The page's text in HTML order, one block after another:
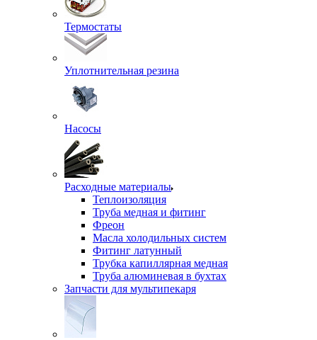
Термостаты
Уплотнительная резина
Насосы
Расходные материалы
Теплоизоляция
Труба медная и фитинг
Фреон
Масла холодильных систем
Фитинг латунный
Трубка капиллярная медная
Труба алюминевая в бухтах
Запчасти для мультипекаря